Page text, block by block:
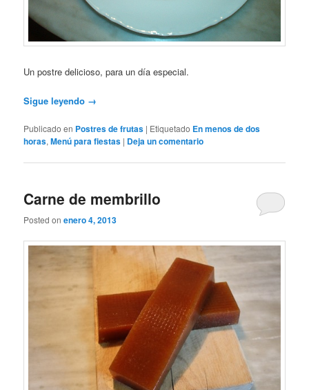
Un postre delicioso, para un día especial.
Sigue leyendo →
Publicado en Postres de frutas | Etiquetado En menos de dos
horas,Menú para fiestas | Deja un comentario
Carne de membrillo
Posted onenero 4, 2013